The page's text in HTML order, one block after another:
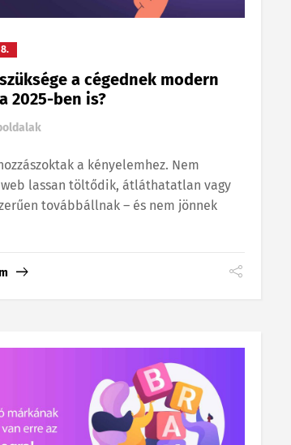
8.
a cégednek modern
2025-ben is?
a kényelemhez. Nem
web lassan töltődik, átláthatatlan vagy
továbbállnak – és nem jönnek